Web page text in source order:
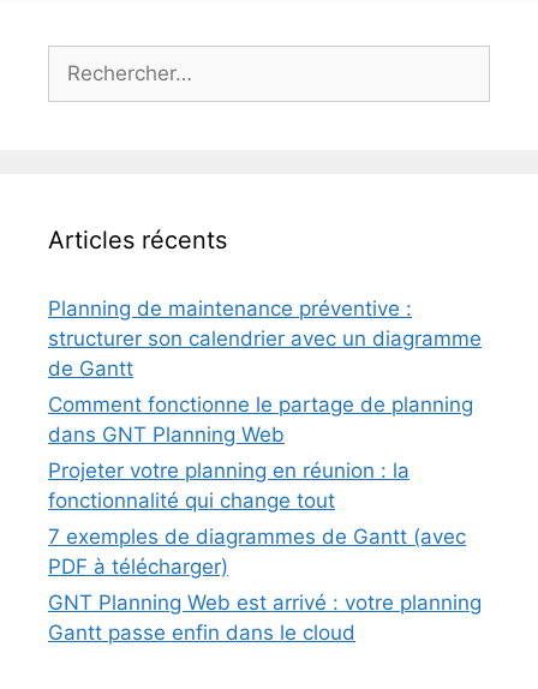
Rechercher :
Articles récents
Planning de maintenance préventive :
structurer son calendrier avec un diagramme
de Gantt
Comment fonctionne le partage de planning
dans GNT Planning Web
Projeter votre planning en réunion : la
fonctionnalité qui change tout
7 exemples de diagrammes de Gantt (avec
PDF à télécharger)
GNT Planning Web est arrivé : votre planning
Gantt passe enfin dans le cloud